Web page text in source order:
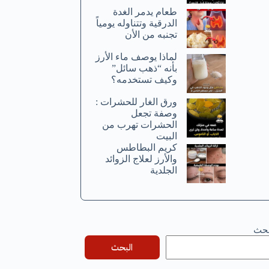
طعام يدمر الغدة
الدرقية وتتناوله يومياً
تجنبه من الأن
لماذا يوصف ماء الأرز
بأنه “ذهب سائل”
وكيف تستخدمه؟
ورق الغار للحشرات :
وصفة تجعل
الحشرات تهرب من
البيت
كريم البطاطس
والأرز لعلاج الزوائد
الجلدية
البحث